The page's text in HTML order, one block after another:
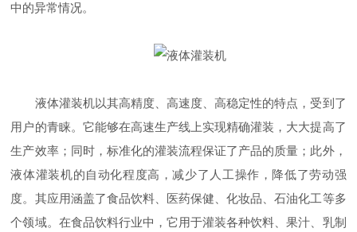
中的异常情况。
液体灌装机以其高精度、高速度、高稳定性的特点，受到了
用户的青睐。它能够在高速生产线上实现精确灌装，大大提高了
生产效率；同时，标准化的灌装流程保证了产品的质量；此外，
液体灌装机的自动化程度高，减少了人工操作，降低了劳动强
度。其应用涵盖了食品饮料、医药保健、化妆品、石油化工等多
个领域。在食品饮料行业中，它用于灌装各种饮料、果汁、乳制